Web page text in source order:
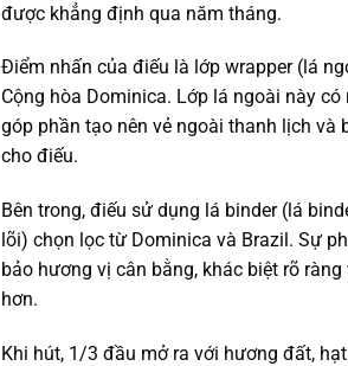
được khẳng định qua năm tháng.
Điểm nhấn của điếu là lớp wrapper (lá
Cộng hòa Dominica. Lớp lá ngoài này
góp phần tạo nên vẻ ngoài thanh lịch
cho điếu.
Bên trong, điếu sử dụng lá binder (lá
lõi) chọn lọc từ Dominica và Brazil. Sự
bảo hương vị cân bằng, khác biệt rõ
hơn.
Khi hút, 1/3 đầu mở ra với hương đất,